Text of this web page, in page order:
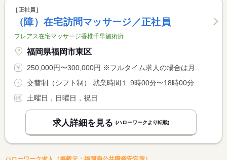
正社員
（障）在宅訪問マッサージ／正社員
フレアス在宅マッサージ香椎千早施術所
福岡県福岡市東区
250,000円〜300,000円 ※フルタイム求人の場合は月額（換算額）、パート求人の場合は時間額を表示しています。
土曜日，日曜日，祝日
求人詳細を見る (ハローワークより転載)